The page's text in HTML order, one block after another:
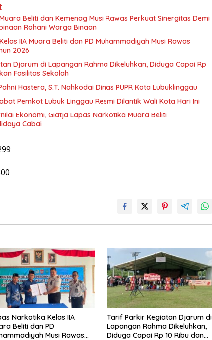
Beliti dan Kemenag Musi Rawas Perkuat Sinergitas Demi
Rohani Warga Binaan
IIA Muara Beliti dan PD Muhammadiyah Musi Rawas
2026
Djarum di Lapangan Rahma Dikeluhkan, Diduga Capai Rp
Fasilitas Sekolah
Hastera, S.T. Nahkodai Dinas PUPR Kota Lubuklinggau
Pemkot Lubuk Linggau Resmi Dilantik Wali Kota Hari Ini
Ekonomi, Giatja Lapas Narkotika Muara Beliti
Cabai
Narkotika Kelas IIA
Beliti dan PD
Musi Rawas
Tarif Parkir Kegiatan Djarum di
Lapangan Rahma Dikeluhkan,
Diduga Capai Rp 10 Ribu dan